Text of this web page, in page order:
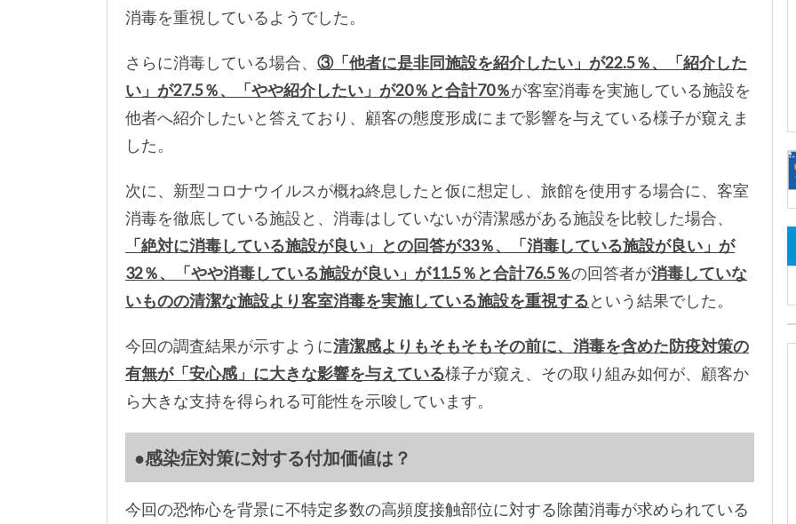
消毒を重視しているようでした。
さらに消毒している場合、 ③「他者に是非同施設を紹介したい」が22.5％、「紹介した
い」が27.5％、「やや紹介したい」が20％と合計70％が客室消毒を実施している施設を
他者へ紹介したいと答えており、顧客の態度形成にまで影響を与えている様子が窺えま
した。
次に、新型コロナウイルスが概ね終息したと仮に想定し、旅館を使用する場合に、客室
消毒を徹底している施設と、消毒はしていないが清潔感がある施設を比較した場合、
「絶対に消毒している施設が良い」との回答が33％、「消毒している施設が良い」が
32％、「やや消毒している施設が良い」が11.5％と合計76.5％の回答者が消毒していな
いものの清潔な施設より客室消毒を実施している施設を重視するという結果でした。
今回の調査結果が示すように清潔感よりもそもそもその前に、消毒を含めた防疫対策の
有無が「安心感」に大きな影響を与えている様子が窺え、その取り組み如何が、顧客か
ら大きな支持を得られる可能性を示唆しています。
●感染症対策に対する付加価値は？
今回の恐怖心を背景に不特定多数の高頻度接触部位に対する除菌消毒が求められている